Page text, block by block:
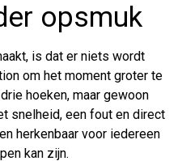
opsmuk
is dat er niets wordt
om het moment groter te
hoeken, maar gewoon
snelheid, een fout en direct
herkenbaar voor iedereen
kan zijn.